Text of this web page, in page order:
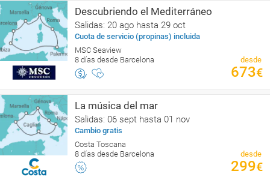
Descubriendo el Mediterráneo
Salidas: 20 ago hasta 29 oct
Cuota de servicio (propinas) incluida
MSC Seaview
8 días desde Barcelona
desde
673€
La música del mar
Salidas: 06 sept hasta 01 nov
Cambio gratis
Costa Toscana
8 días desde Barcelona
desde
299€